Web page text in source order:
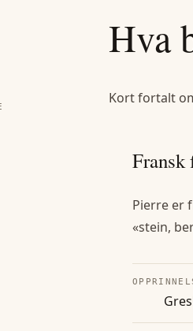
Hva
Kort fortalt
Fransk
Pierre er
«stein,